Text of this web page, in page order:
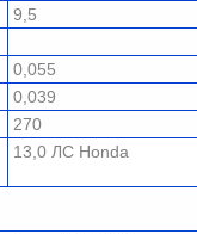
9,5
0,055
0,039
270
13,0 ЛС Honda